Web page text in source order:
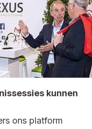
kunnen
ons platform